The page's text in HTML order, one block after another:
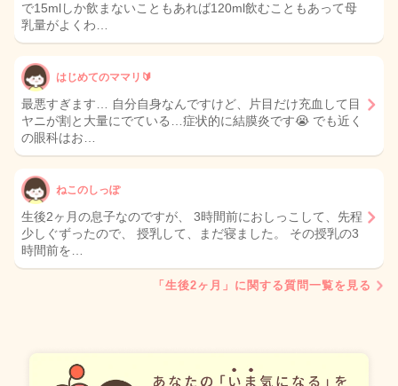
で15mlしか飲まないこともあれば120ml飲むこともあって母
乳量がよくわ…
はじめてのママリ🔰
最悪すぎます… 自分自身なんですけど、片目だけ充血して目
ヤニが割と大量にでている…症状的に結膜炎です😭 でも近く
の眼科はお…
ねこのしっぽ
生後2ヶ月の息子なのですが、 3時間前におしっこして、先程
少しぐずったので、 授乳して、まだ寝ました。 その授乳の3
時間前を…
「生後2ヶ月」に関する質問一覧を見る